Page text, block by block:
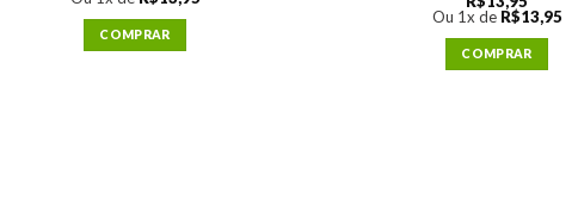
COMPRAR
Ou 1x de R$13,95
COMPRAR